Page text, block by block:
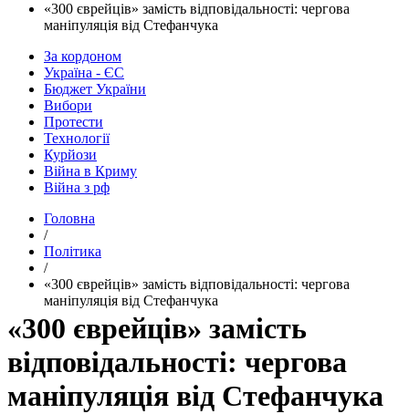
«300 єврейців» замість відповідальності: чергова
маніпуляція від Стефанчука
За кордоном
Україна - ЄС
Бюджет України
Вибори
Протести
Технології
Курйози
Війна в Криму
Війна з рф
Головна
/
Політика
/
«300 єврейців» замість відповідальності: чергова
маніпуляція від Стефанчука
«300 єврейців» замість
відповідальності: чергова
маніпуляція від Стефанчука